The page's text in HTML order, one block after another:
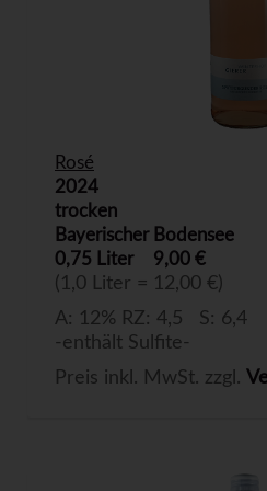
Rosé
2024
trocken
Bayerischer Bodensee
0,75 Liter
9,00 €
(1,0 Liter = 12,00 €)
A: 12% RZ: 4,5 S: 6,4
-enthält Sulfite-
Preis inkl. MwSt. zzgl.